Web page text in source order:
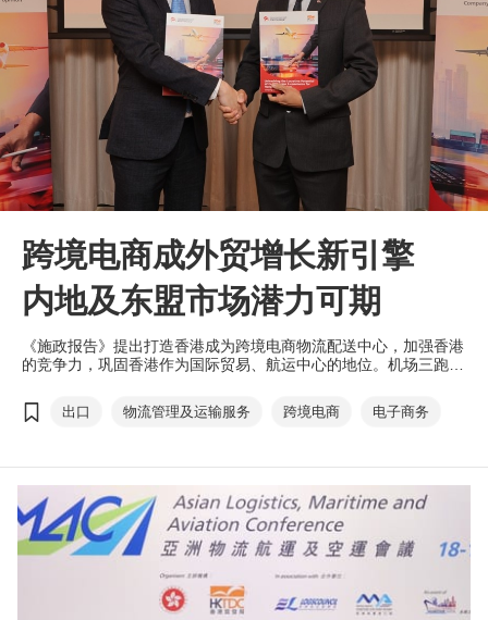
跨境电商成外贸增长新引擎
内地及东盟市场潜力可期
《施政报告》提出打造香港成为跨境电商物流配送中心，加强香港
的竞争力，巩固香港作为国际贸易、航运中心的地位。机场三跑系
保局）与香港贸发局积极配合政府政策，协助港商掌握最新市场趋
势，早作部署；同时亦积极了解港商所面对的挑战，为他们提供务
出口 物流管理及运输服务 跨境电商 电子商务